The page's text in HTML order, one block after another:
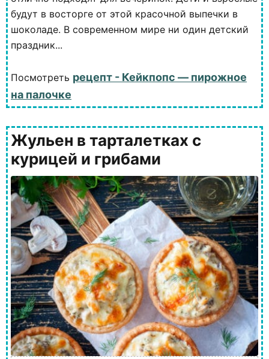
будут в восторге от этой красочной выпечки в
шоколаде. В современном мире ни один детский
праздник...
Посмотреть рецепт - Кейкпопс — пирожное
на палочке
Жульен в тарталетках с
курицей и грибами